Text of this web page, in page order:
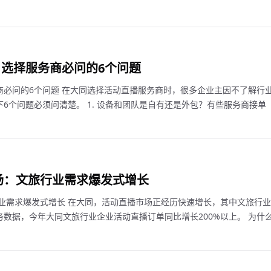
择服务商必问的6个问题
问的6个问题 在大同选择活动直播服务商时，很多企业主因不了解行
个问题必须问清楚。 1. 设备和团队是自有还是外包？有些服务商接单
文旅行业需求爆发式增长
需求爆发式增长 在大同，活动直播市场正经历快速增长，其中文旅行业
据，今年大同文旅行业企业活动直播订单同比增长200%以上。 为什